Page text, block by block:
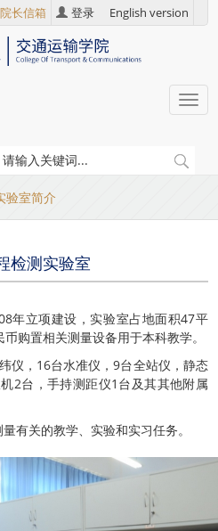
院长信箱 登录 English version
验室简介
检测实验室
年立项建设，实验室占地面积47平
购置相关测量设备用于本科教学。
仪，16台水准仪，9台全站仪，静态
2台，手持测距仪1台及其其他附属
有关的教学、实验和实习任务。